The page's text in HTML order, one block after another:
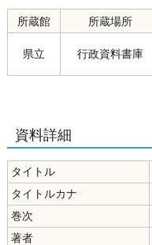
所蔵館 所蔵場所
県立 行政資料書庫
資料詳細
タイトル
タイトルカナ
巻次
著者